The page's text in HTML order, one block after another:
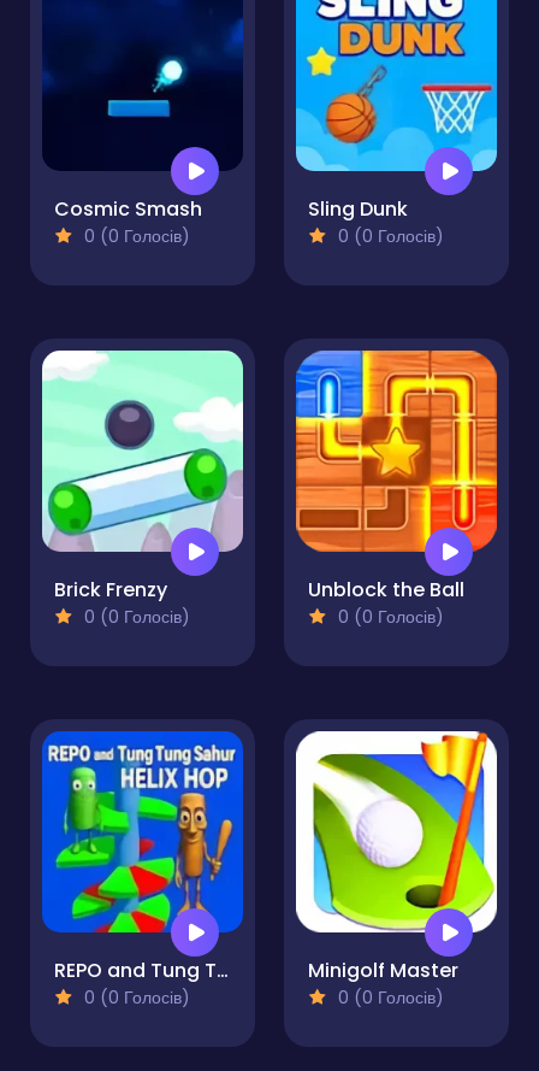
Cosmic Smash
0 (0 Голосів)
Sling Dunk
0 (0 Голосів)
Brick Frenzy
0 (0 Голосів)
Unblock the Ball
0 (0 Голосів)
REPO and Tung Tung Sahur: Helix Hop
0 (0 Голосів)
Minigolf Master
0 (0 Голосів)